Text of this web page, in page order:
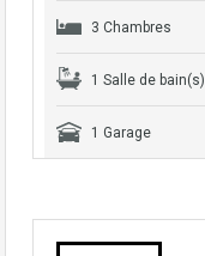
3 Chambres
1 Salle de bain(s)
1 Garage